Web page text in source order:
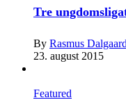
Tre
By Rasmus Dalgaard
23. august 2015
Featured